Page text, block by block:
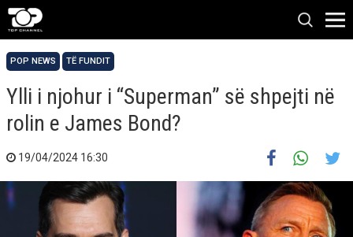
POP NEWS TË FUNDIT
Ylli i njohur i “Superman” së shpejti në
rolin e James Bond?
19/04/2024 16:30